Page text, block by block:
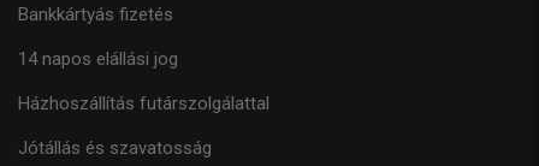
Bankkártyás fizetés
14 napos elállási jog
Házhoszállítás futárszolgálattal
Jótállás és szavatosság